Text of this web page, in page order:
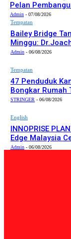
Pelan
Admin - 07/08/2026
Tempatan
Bailey Bridge
Minggu:
Admin - 06/08/2026
Tempatan
47 Penduduk
Bongkar Rumah
STRINGER - 06/08/2026
English
INNOPRISE
Edge Malaysia
Admin - 06/08/2026